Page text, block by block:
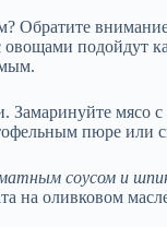
Обратите
подойдут
Замаринуйте мясо
пюре или
соусом и
на оливковом